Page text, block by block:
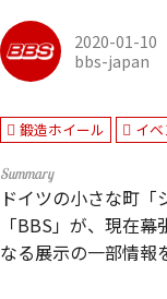
2020-01-10
bbs-japan
鍛造ホイール イベ
ドイツの小さな町
「BBS」が、現在
なる展示の一部情報